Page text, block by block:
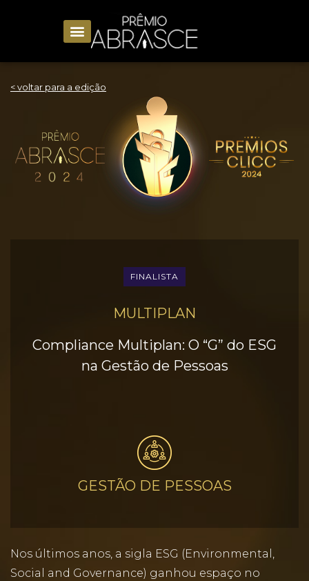
< voltar para a edição
FINALISTA
MULTIPLAN
Compliance Multiplan: O “G” do ESG
na Gestão de Pessoas
GESTÃO DE PESSOAS
Nos últimos anos, a sigla ESG (Environmental,
Social and Governance) ganhou espaço no